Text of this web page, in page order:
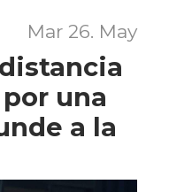
Mar 26. May
una
a la